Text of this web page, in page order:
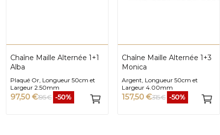
Chaîne Maille Alternée 1+1
Alba
Plaqué Or, Longueur 50cm et
Largeur 2.50mm
97,50 €195 € -50%
Chaîne Maille Alternée 1+3
Monica
Argent, Longueur 50cm et
Largeur 4.00mm
157,50 €315 € -50%